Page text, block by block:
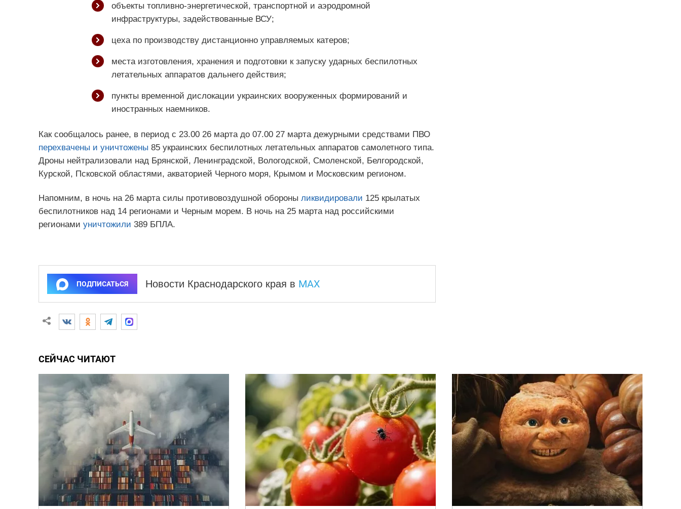
объекты топливно-энергетической, транспортной и аэродромной
инфраструктуры, задействованные ВСУ;
цеха по производству дистанционно управляемых катеров;
места изготовления, хранения и подготовки к запуску ударных беспилотных
летательных аппаратов дальнего действия;
пункты временной дислокации украинских вооруженных формирований и
иностранных наемников.
Как сообщалось ранее, в период с 23.00 26 марта до 07.00 27 марта дежурными средствами ПВО
перехвачены и уничтожены 85 украинских беспилотных летательных аппаратов самолетного типа.
Дроны нейтрализовали над Брянской, Ленинградской, Вологодской, Смоленской, Белгородской,
Курской, Псковской областями, акваторией Черного моря, Крымом и Московским регионом.
Напомним, в ночь на 26 марта силы противовоздушной обороны ликвидировали 125 крылатых
беспилотников над 14 регионами и Черным морем. В ночь на 25 марта над российскими
регионами уничтожили 389 БПЛА.
ПОДПИСАТЬСЯ Новости Краснодарского края в MAX
СЕЙЧАС ЧИТАЮТ